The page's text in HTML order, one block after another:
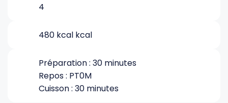
Tires-bouchons
Aiguiseurs
Planches à découper
4
480 kcal kcal
Préparation : 30 minutes
Repos : PT0M
Cuisson : 30 minutes